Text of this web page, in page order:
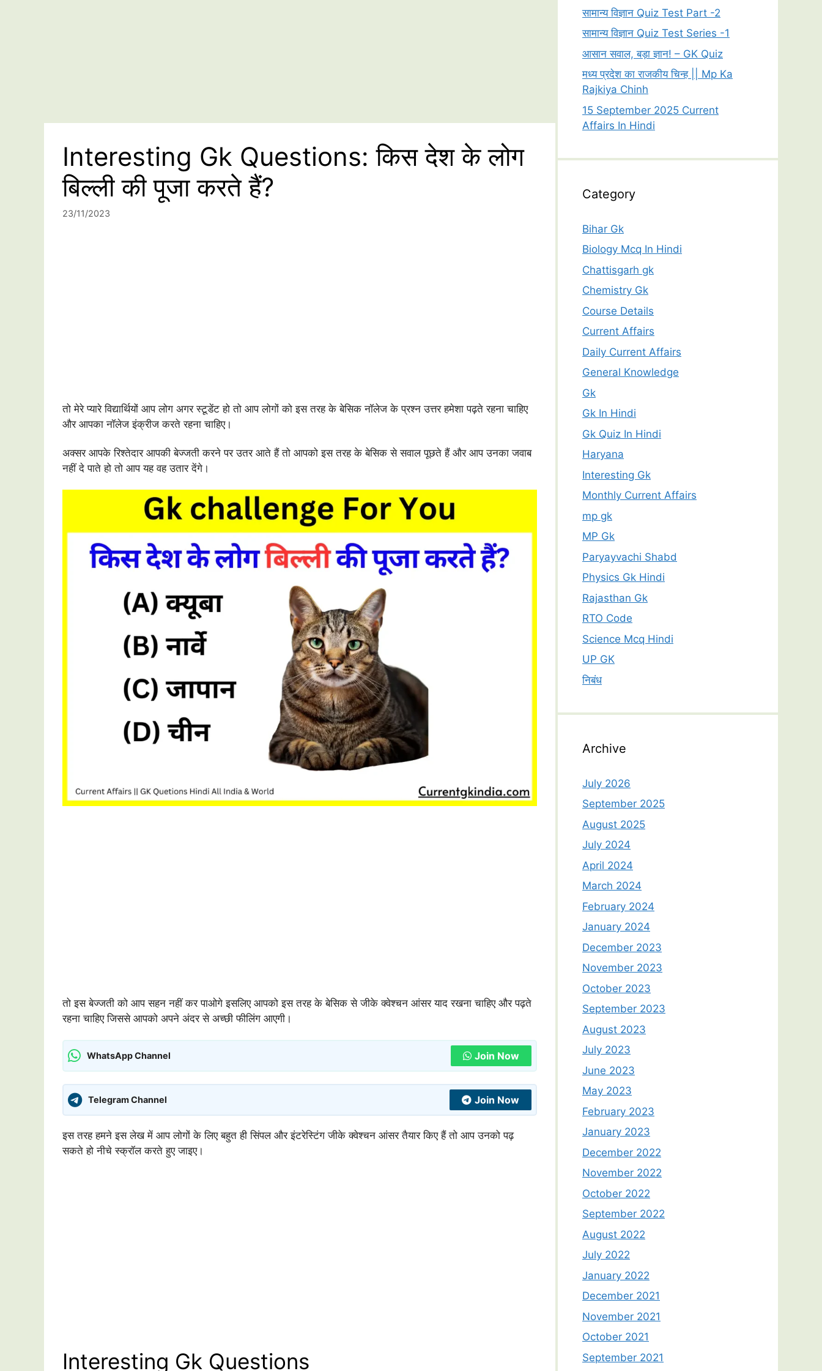
Interesting Gk Questions: किस देश के लोग
बिल्ली की पूजा करते हैं?
23/11/2023
तो मेरे प्यारे विद्यार्थियों आप लोग अगर स्टूडेंट हो तो आप लोगों को इस तरह के बेसिक नॉलेज के प्रश्न उत्तर हमेशा पढ़ते रहना चाहिए
और आपका नॉलेज इंक्रीज करते रहना चाहिए।
अक्सर आपके रिश्तेदार आपकी बेज्जती करने पर उतर आते हैं तो आपको इस तरह के बेसिक से सवाल पूछते हैं और आप उनका जवाब
नहीं दे पाते हो तो आप यह वह उतार देंगे।
तो इस बेज्जती को आप सहन नहीं कर पाओगे इसलिए आपको इस तरह के बेसिक से जीके क्वेश्चन आंसर याद रखना चाहिए और पढ़ते
रहना चाहिए जिससे आपको अपने अंदर से अच्छी फीलिंग आएगी।
WhatsApp Channel Join Now
Telegram Channel Join Now
इस तरह हमने इस लेख में आप लोगों के लिए बहुत ही सिंपल और इंटरेस्टिंग जीके क्वेश्चन आंसर तैयार किए हैं तो आप उनको पढ़
सकते हो नीचे स्क्रॉल करते हुए जाइए।
Interesting Gk Questions
सामान्य विज्ञान Quiz Test Part -2
सामान्य विज्ञान Quiz Test Series -1
आसान सवाल, बड़ा ज्ञान! – GK Quiz
मध्य प्रदेश का राजकीय चिन्ह || Mp Ka
Rajkiya Chinh
15 September 2025 Current
Affairs In Hindi
Category
Bihar Gk
Biology Mcq In Hindi
Chattisgarh gk
Chemistry Gk
Course Details
Current Affairs
Daily Current Affairs
General Knowledge
Gk
Gk In Hindi
Gk Quiz In Hindi
Haryana
Interesting Gk
Monthly Current Affairs
mp gk
MP Gk
Paryayvachi Shabd
Physics Gk Hindi
Rajasthan Gk
RTO Code
Science Mcq Hindi
UP GK
निबंध
Archive
July 2026
September 2025
August 2025
July 2024
April 2024
March 2024
February 2024
January 2024
December 2023
November 2023
October 2023
September 2023
August 2023
July 2023
June 2023
May 2023
February 2023
January 2023
December 2022
November 2022
October 2022
September 2022
August 2022
July 2022
January 2022
December 2021
November 2021
October 2021
September 2021